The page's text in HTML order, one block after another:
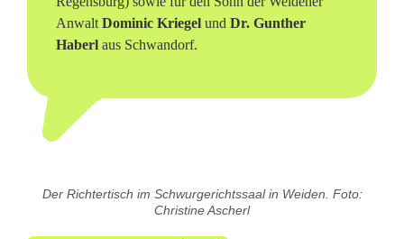
Anwalt Dominic Kriegel und Dr. Gunther
Haberl aus Schwandorf.
Der Richtertisch im Schwurgerichtssaal in Weiden. Foto:
Christine Ascherl